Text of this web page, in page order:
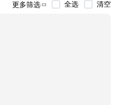
更多筛选 全选 清空